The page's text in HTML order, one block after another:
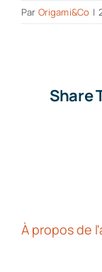
Par Origami&Co |
Share
À propos de